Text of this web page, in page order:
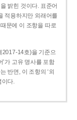
밝힌 것이다. 표준어
적용하지만 외래어를
문에 이 조항을 따로
2017-14호)을 기준으
’가 고유 명사를 포함
반면, 이 조항의 ‘외
이다.